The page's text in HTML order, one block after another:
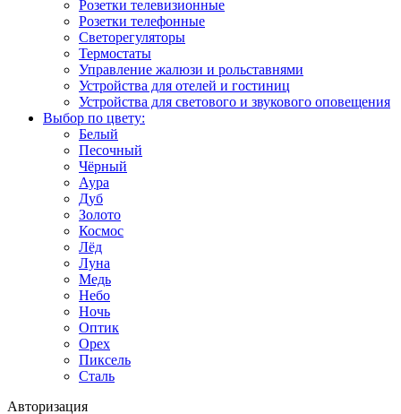
Розетки телевизионные
Розетки телефонные
Светорегуляторы
Термостаты
Управление жалюзи и рольставнями
Устройства для отелей и гостиниц
Устройства для светового и звукового оповещения
Выбор по цвету:
Белый
Песочный
Чёрный
Аура
Дуб
Золото
Космос
Лёд
Луна
Медь
Небо
Ночь
Оптик
Орех
Пиксель
Сталь
Авторизация